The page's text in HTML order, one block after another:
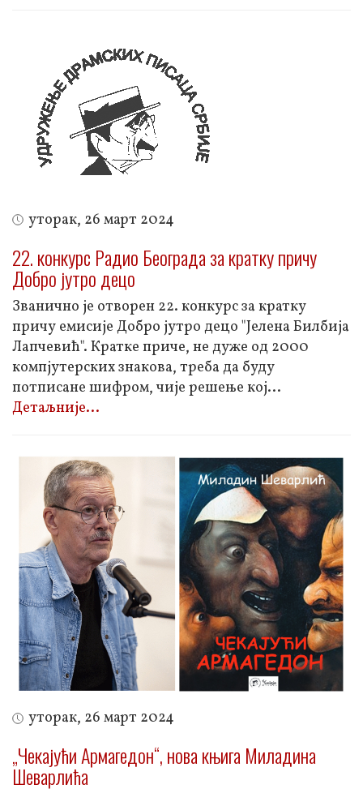
уторак, 26 март 2024
22. конкурс Радио Београда за кратку причу
Добро јутро децо
Званично је отворен 22. конкурс за кратку
причу емисије Добро јутро децо "Јелена Билбија
Лапчевић". Кратке приче, не дуже од 2000
компјутерских знакова, треба да буду
потписане шифром, чије решење кој...
Детаљније...
уторак, 26 март 2024
„Чекајући Армагедон“, нова књига Миладина
Шеварлића